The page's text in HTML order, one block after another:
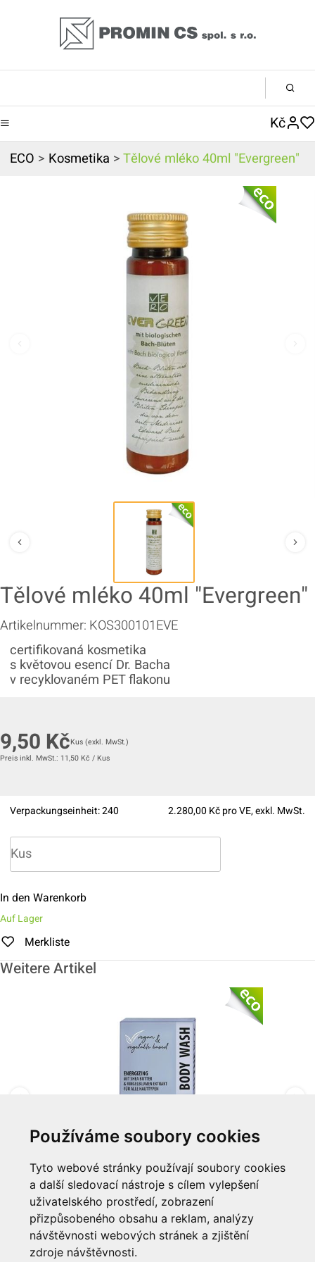
Používáme soubory cookies
Tyto webové stránky používají soubory cookies
a další sledovací nástroje s cílem vylepšení
uživatelského prostředí, zobrazení
přizpůsobeného obsahu a reklam, analýzy
návštěvnosti webových stránek a zjištění
zdroje návštěvnosti.
Kč
ECO > Kosmetika >Tělové mléko 40ml "Evergreen"
Tělové mléko 40ml "Evergreen"
Artikelnummer: KOS300101EVE
certifikovaná kosmetika
s květovou esencí Dr. Bacha
v recyklovaném PET flakonu
9,50 KčKus (exkl. MwSt.)
Preis inkl. MwSt.: 11,50 Kč / Kus
Verpackungseinheit:240 2.280,00 Kč pro VE, exkl. MwSt.
In den Warenkorb
Auf Lager
Merkliste
Weitere Artikel
Tělové mýdlo 15g "IN THE BOX"
Zum Artikel
Informationen